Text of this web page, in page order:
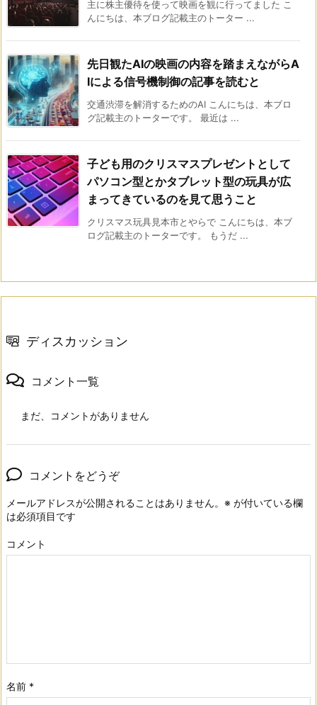
主に株主優待を使って映画を観に行ってました こ
んにちは、本ブログ記載主のトーター ...
先日観たAIの映画の内容を踏まえながらA
Iによる信号機制御の記事を読むと
交通渋滞を解消するためのAI こんにちは、本ブロ
グ記載主のトーターです。 最近は ...
子ども用のクリスマスプレゼントとして
パソコン型とかタブレット型の玩具が広
まってきているのを見て思うこと
クリスマス玩具見本市とやらで こんにちは、本ブ
ログ記載主のトーターです。 もうだ ...
ディスカッション
コメント一覧
まだ、コメントがありません
コメントをどうぞ
メールアドレスが公開されることはありません。 ※ が付いている欄
は必須項目です
コメント
名前 *